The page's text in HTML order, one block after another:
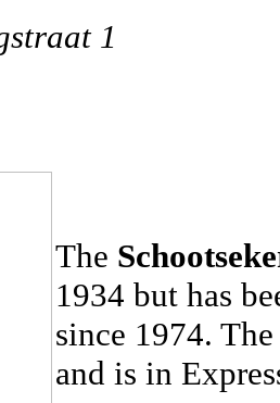
1
The
1934 but has
since 1974.
and is in